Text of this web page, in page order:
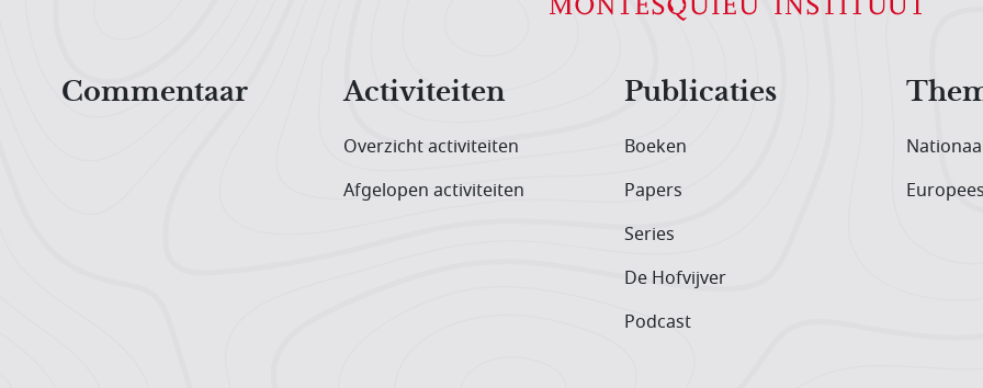
Commentaar
Activiteiten
Overzicht activiteiten
Afgelopen activiteiten
Publicaties
Boeken
Papers
Series
De Hofvijver
Podcast
Europees